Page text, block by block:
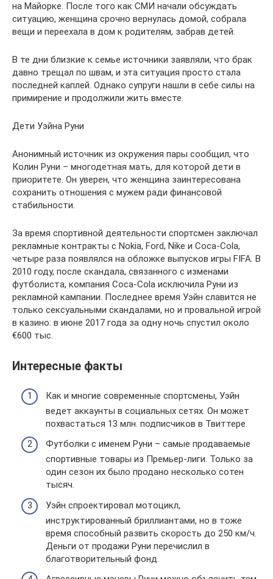
на Майорке. После того как СМИ начали обсуждать
ситуацию, женщина срочно вернулась домой, собрала
вещи и переехала в дом к родителям, забрав детей.
В те дни близкие к семье источники заявляли, что брак
давно трещал по швам, и эта ситуация просто стала
последней каплей. Однако супруги нашли в себе силы на
примирение и продолжили жить вместе.
Дети Уэйна Руни
Анонимный источник из окружения пары сообщил, что
Колин Руни – многодетная мать, для которой дети в
приоритете. Он уверен, что женщина заинтересована
сохранить отношения с мужем ради финансовой
стабильности.
За время спортивной деятельности спортсмен заключал
рекламные контракты с Nokia, Ford, Nike и Coca-Cola,
четыре раза появлялся на обложке выпусков игры FIFA. В
2010 году, после скандала, связанного с изменами
футболиста, компания Coca-Cola исключила Руни из
рекламной кампании. Последнее время Уэйн славится не
только сексуальными скандалами, но и провальной игрой
в казино: в июне 2017 года за одну ночь спустил около
€600 тыс.
Интересные факты
Как и многие современные спортсмены, Уэйн
ведет аккаунты в социальных сетях. Он может
похвастаться 13 млн. подписчиков в Твиттере.
Футболки с именем Руни – самые продаваемые
спортивные товары из Премьер-лиги. Только за
один сезон их было продано несколько сотен
тысяч.
Уэйн спроектировал мотоцикл,
инструктированный бриллиантами, но в тоже
время способный развить скорость до 250 км/ч.
Деньги от продажи Руни перечислил в
благотворительный фонд.